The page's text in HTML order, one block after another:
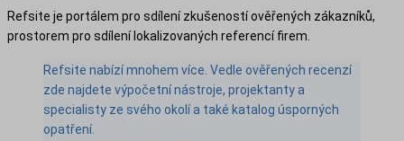
Refsite je portálem pro sdílení zkušeností ověřených zákazníků,
prostorem pro sdílení lokalizovaných referencí firem.
Refsite nabízí mnohem více. Vedle ověřených recenzí
zde najdete výpočetní nástroje, projektanty a
specialisty ze svého okolí a také katalog úsporných
opatření.